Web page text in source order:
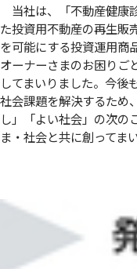
当社は、「不動産健康
た投資用不動産の再生販
を可能にする投資運用商
オーナーさまのお困りご
してまいりました。今後
社会課題を解決するため
し」「よい社会」の次の
ま・社会と共に創ってま